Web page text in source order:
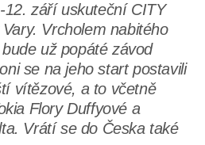
září uskuteční CITY
Vrcholem nabitého
už popáté závod
se na jeho start postavili
vítězové, a to včetně
Flory Duffyové a
Vrátí se do Česka také